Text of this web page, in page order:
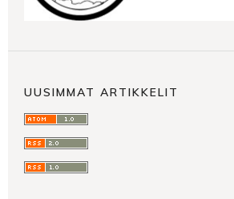
UUSIMMAT ARTIKKELIT